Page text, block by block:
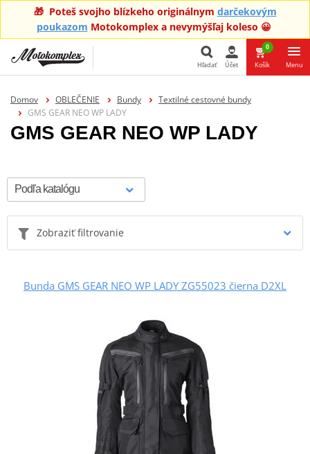
🎁 Poteš svojho blízkeho originálnym darčekovým
poukazom Motokomplex a nevymýšľaj koleso 😀
Hľadať Účet
0
Košík Menu
Domov OBLEČENIE Bundy
Textilné cestovné bundy
GMS GEAR NEO WP LADY
GMS GEAR NEO WP LADY
Zobraziť filtrovanie
Bunda GMS GEAR NEO WP LADY ZG55023 čierna D2XL